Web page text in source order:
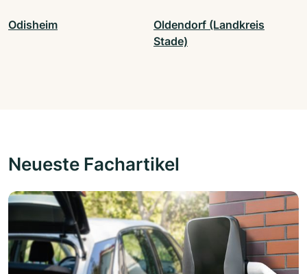
Odisheim
Oldendorf (Landkreis
Stade)
Neueste Fachartikel